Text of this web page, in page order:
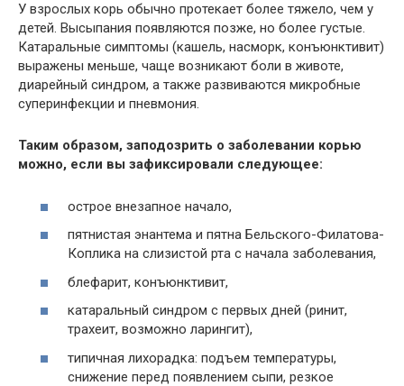
У взрослых корь обычно протекает более тяжело, чем у
детей. Высыпания появляются позже, но более густые.
Катаральные симптомы (кашель, насморк, конъюнктивит)
выражены меньше, чаще возникают боли в животе,
диарейный синдром, а также развиваются микробные
суперинфекции и пневмония.
Таким образом, заподозрить о заболевании корью
можно, если вы зафиксировали следующее:
острое внезапное начало,
пятнистая энантема и пятна Бельского-Филатова-
Коплика на слизистой рта с начала заболевания,
блефарит, конъюнктивит,
катаральный синдром с первых дней (ринит,
трахеит, возможно ларингит),
типичная лихорадка: подъем температуры,
снижение перед появлением сыпи, резкое